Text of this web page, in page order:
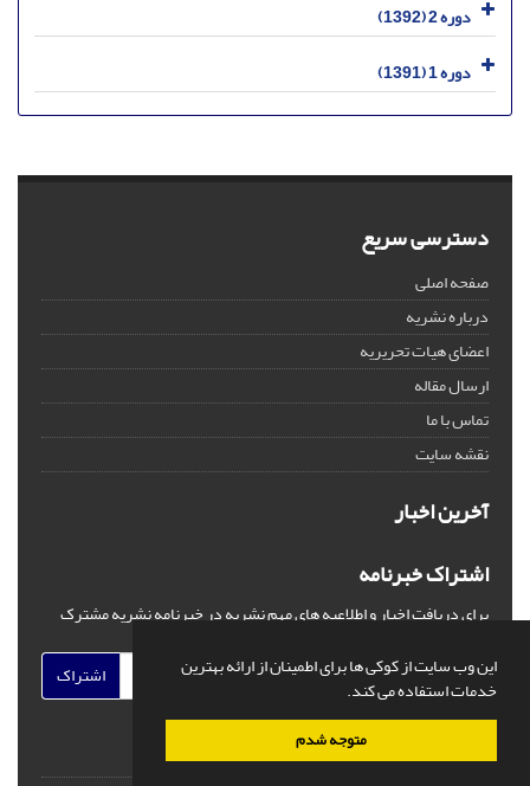
این وب سایت از کوکی ها برای اطمینان از ارائه بهترین
خدمات استفاده می کند.
متوجه شدم
دوره 2 (1392)
دوره 1 (1391)
دسترسی سریع
صفحه اصلی
درباره نشریه
اعضای هیات تحریریه
ارسال مقاله
تماس با ما
نقشه سایت
آخرین اخبار
اشتراک خبرنامه
برای دریافت اخبار و اطلاعیه های مهم نشریه در خبرنامه نشریه مشترک
اشتراک